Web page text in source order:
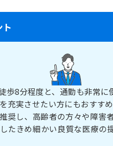
歩8分程度と、通勤も非常に
充実させたい方にもおすすめ
奨し、高齢者の方々や障害
たきめ細かい良質な医療の